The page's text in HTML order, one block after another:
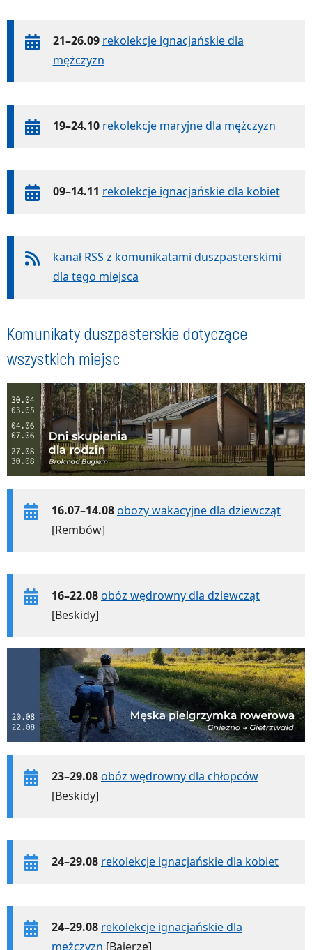
21–26.09 rekolekcje ignacjańskie dla
mężczyzn
19–24.10 rekolekcje maryjne dla mężczyzn
09–14.11 rekolekcje ignacjańskie dla kobiet
kanał RSS z komunikatami duszpasterskimi
dla tego miejsca
Komunikaty duszpasterskie dotyczące
wszystkich miejsc
16.07–14.08obozy wakacyjne dla dziewcząt
[Rembów]
16–22.08obóz wędrowny dla dziewcząt
[Beskidy]
23–29.08obóz wędrowny dla chłopców
[Beskidy]
24–29.08 rekolekcje ignacjańskie dla kobiet
24–29.08 rekolekcje ignacjańskie dla
mężczyzn [Bajerze]